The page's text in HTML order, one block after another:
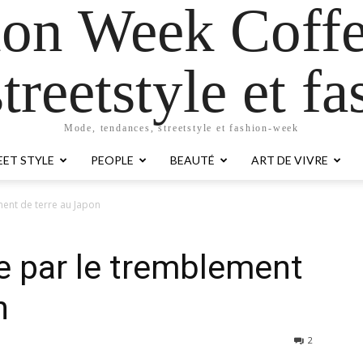
Week
et
Mode, tendances, streetstyle et fashion-week
STYLE PEOPLE BEAUTÉ ART DE VIVRE
de terre au Japon
par le tremblement
2